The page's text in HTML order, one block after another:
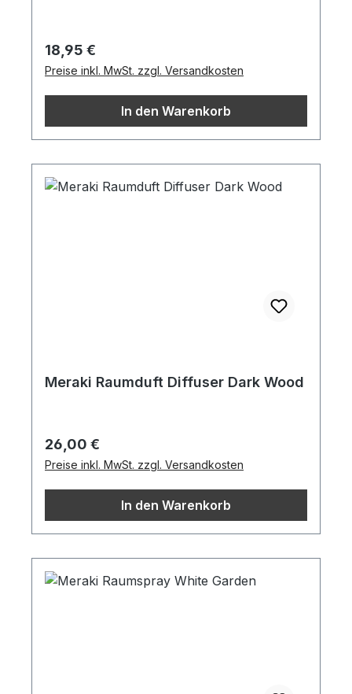
Regulärer Preis:
18,95 €
Preise inkl. MwSt. zzgl. Versandkosten
In den Warenkorb
Meraki Raumduft Diffuser Dark Wood
Regulärer Preis:
26,00 €
Preise inkl. MwSt. zzgl. Versandkosten
In den Warenkorb